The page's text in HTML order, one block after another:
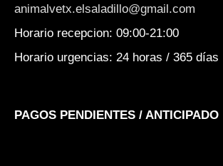
animalvetx.elsaladillo@gmail.com
Horario recepcion: 09:00-21:00
Horario urgencias: 24 horas / 365 días
PAGOS PENDIENTES / ANTICIPADO